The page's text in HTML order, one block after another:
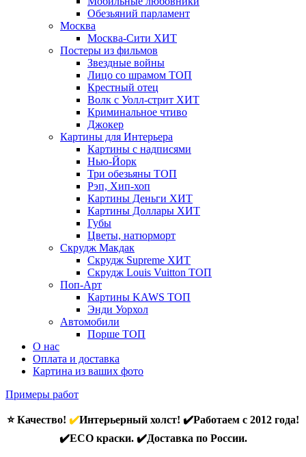
Обезьяний парламент
Москва
Москва-Сити ХИТ
Постеры из фильмов
Звездные войны
Лицо со шрамом ТОП
Крестный отец
Волк с Уолл-стрит ХИТ
Криминальное чтиво
Джокер
Картины для Интерьера
Картины с надписями
Нью-Йорк
Три обезьяны ТОП
Рэп, Хип-хоп
Картины Деньги ХИТ
Картины Доллары ХИТ
Губы
Цветы, натюрморт
Скрудж Макдак
Скрудж Supreme ХИТ
Скрудж Louis Vuitton ТОП
Поп-Арт
Картины KAWS ТОП
Энди Уорхол
Автомобили
Порше ТОП
О нас
Оплата и доставка
Картина из ваших фото
Примеры работ
⭐ Качество! ✔️Интерьерный холст! ✔️Работаем с 2012 года!
✔️ECO краски. ✔️Доставка по России.